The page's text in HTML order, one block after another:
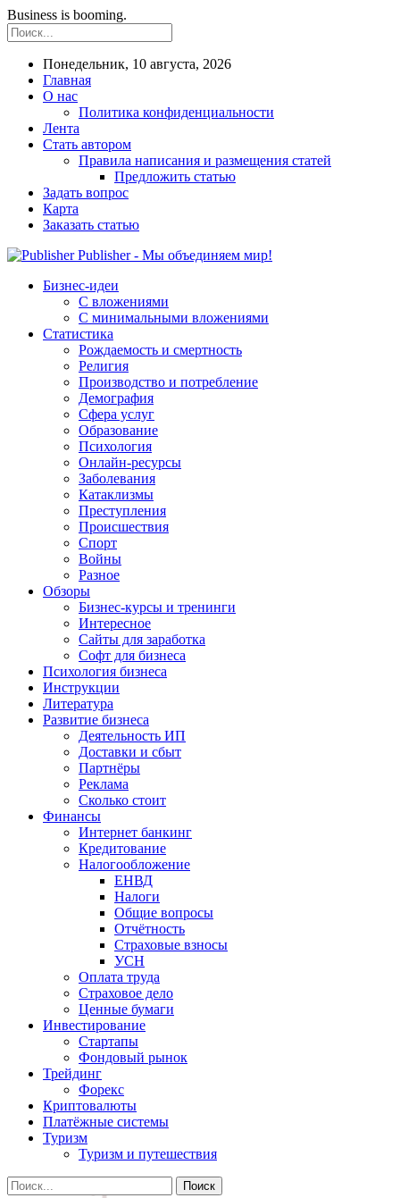
Business is booming.
Понедельник, 10 августа, 2026
Главная
О нас
Политика конфиденциальности
Лента
Стать автором
Правила написания и размещения статей
Предложить статью
Задать вопрос
Карта
Заказать статью
Publisher - Мы объединяем мир!
Бизнес-идеи
С вложениями
С минимальными вложениями
Статистика
Рождаемость и смертность
Религия
Производство и потребление
Демография
Сфера услуг
Образование
Психология
Онлайн-ресурсы
Заболевания
Катаклизмы
Преступления
Происшествия
Спорт
Войны
Разное
Обзоры
Бизнес-курсы и тренинги
Интересное
Сайты для заработка
Софт для бизнеса
Психология бизнеса
Инструкции
Литература
Развитие бизнеса
Деятельность ИП
Доставки и сбыт
Партнёры
Реклама
Сколько стоит
Финансы
Интернет банкинг
Кредитование
Налогообложение
ЕНВД
Налоги
Общие вопросы
Отчётность
Страховые взносы
УСН
Оплата труда
Страховое дело
Ценные бумаги
Инвестирование
Стартапы
Фондовый рынок
Трейдинг
Форекс
Криптовалюты
Платёжные системы
Туризм
Туризм и путешествия